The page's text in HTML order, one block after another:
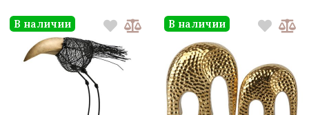
В наличии В наличии